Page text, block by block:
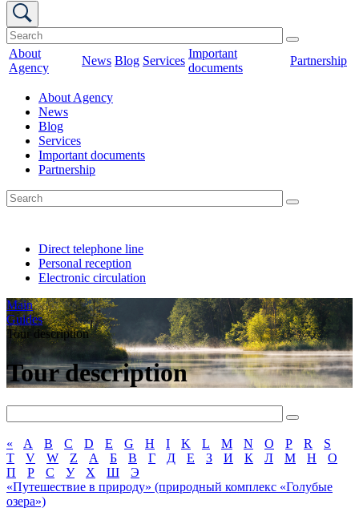
About
Agency
News Blog Services
Important
documents
Partnership
About Agency
News
Blog
Services
Important documents
Partnership
Direct telephone line
Personal reception
Electronic circulation
Main
Guides
Tour description
Tour description
« A B C D E G H I K L M N O P R
S
T
V W Z А Б В Г Д Е З И К Л М Н
О
П
Р С У Х Ш
Э
«Путешествие в природу» (природный комплекс «Голубые
озера»)